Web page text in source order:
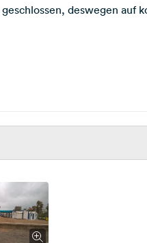
deswegen auf